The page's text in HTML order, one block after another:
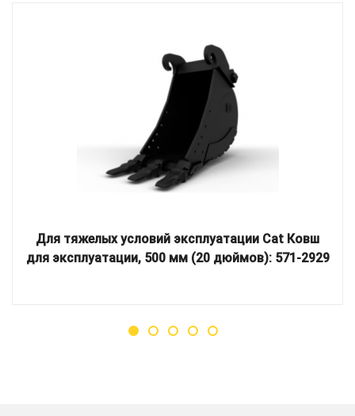
Для тяжелых условий эксплуатации Cat Ковш
для эксплуатации, 500 мм (20 дюймов): 571-2929